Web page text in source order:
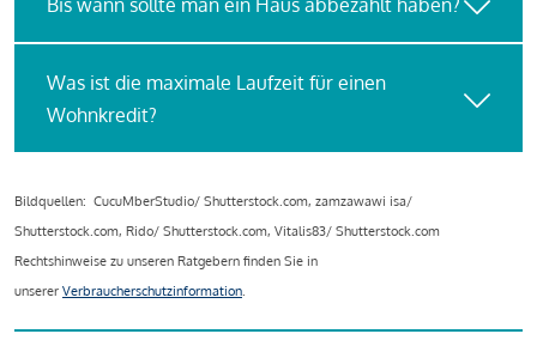
Bis wann sollte man ein Haus abbezahlt haben?
Was ist die maximale Laufzeit für einen
Wohnkredit?
Bildquellen: CucuMberStudio/ Shutterstock.com, zamzawawi isa/
Shutterstock.com, Rido/ Shutterstock.com, Vitalis83/ Shutterstock.com
Rechtshinweise zu unseren Ratgebern finden Sie in
unserer Verbraucherschutzinformation.